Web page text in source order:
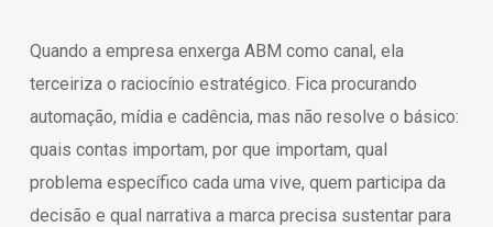
Quando a empresa enxerga ABM como canal, ela
terceiriza o raciocínio estratégico. Fica procurando
automação, mídia e cadência, mas não resolve o básico:
quais contas importam, por que importam, qual
problema específico cada uma vive, quem participa da
decisão e qual narrativa a marca precisa sustentar para